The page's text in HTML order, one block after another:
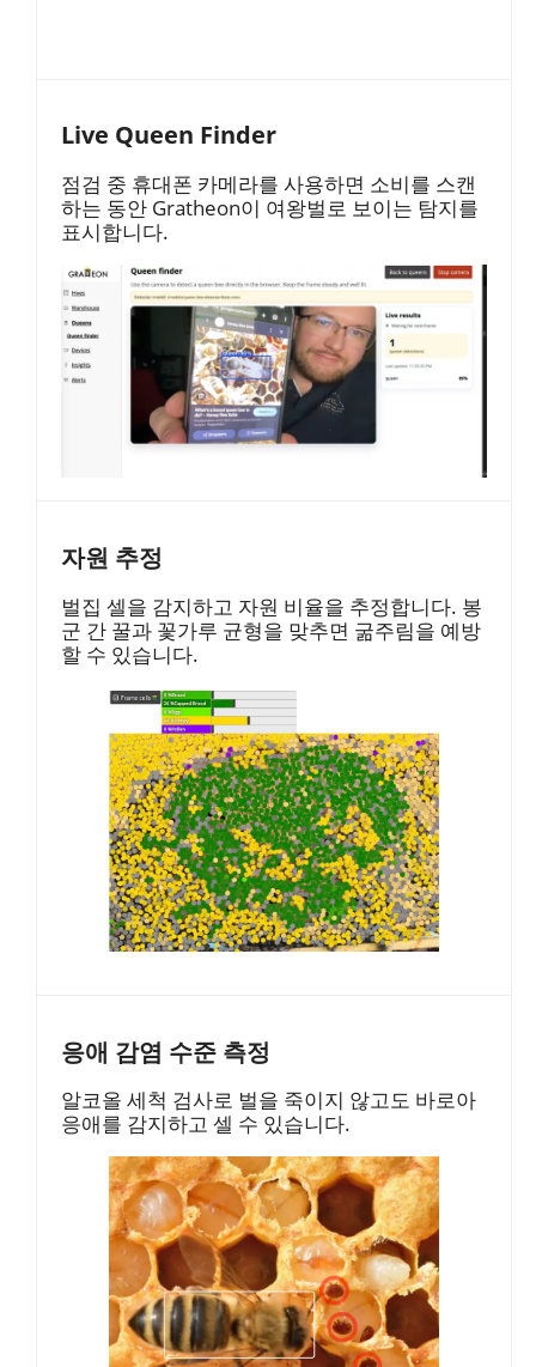
Live Queen Finder
점검 중 휴대폰 카메라를 사용하면 소비를 스캔
하는 동안 Gratheon이 여왕벌로 보이는 탐지를
표시합니다.
자원 추정
벌집 셀을 감지하고 자원 비율을 추정합니다. 봉
군 간 꿀과 꽃가루 균형을 맞추면 굶주림을 예방
할 수 있습니다.
응애 감염 수준 측정
알코올 세척 검사로 벌을 죽이지 않고도 바로아
응애를 감지하고 셀 수 있습니다.